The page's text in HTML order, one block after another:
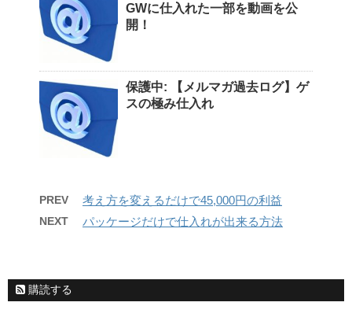
GWに仕入れた一部を動画を公
開！
保護中: 【メルマガ過去ログ】ゲ
スの極み仕入れ
PREV 考え方を変えるだけで45,000円の利益
NEXT パッケージだけで仕入れが出来る方法
購読する